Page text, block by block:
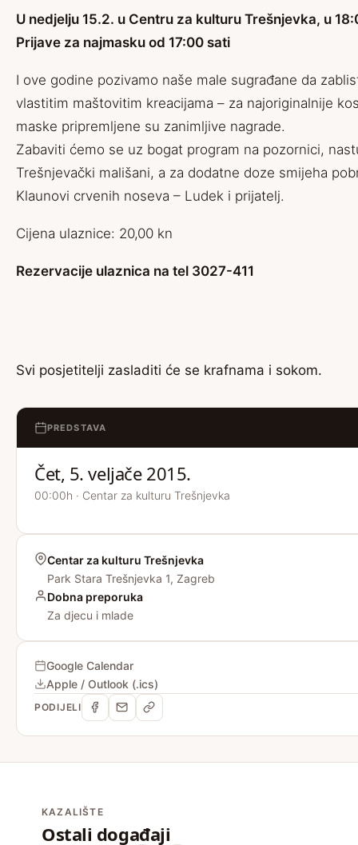
U nedjelju 15.2. u Centru za kulturu Trešnjevka, u
Prijave za najmasku od 17:00 sati
I ove godine pozivamo naše male sugrađane da
vlastitim maštovitim kreacijama – za najoriginalnije
maske pripremljene su zanimljive nagrade.
Zabaviti ćemo se uz bogat program na pozornici,
Trešnjevački mališani, a za dodatne doze smijeha
Klaunovi crvenih noseva – Ludek i prijatelj.
Cijena ulaznice: 20,00 kn
Rezervacije ulaznica na tel 3027-411
Svi posjetitelji zasladiti će se krafnama i sokom.
PREDSTAVA
Čet, 5. veljače 2015.
00:00h · Centar za kulturu Trešnjevka
Centar za kulturu Trešnjevka
Park Stara Trešnjevka 1, Zagreb
Dobna preporuka
Za djecu i mlade
Google Calendar
Apple / Outlook (.ics)
PODIJELI
KAZALIŠTE
Ostali događaji